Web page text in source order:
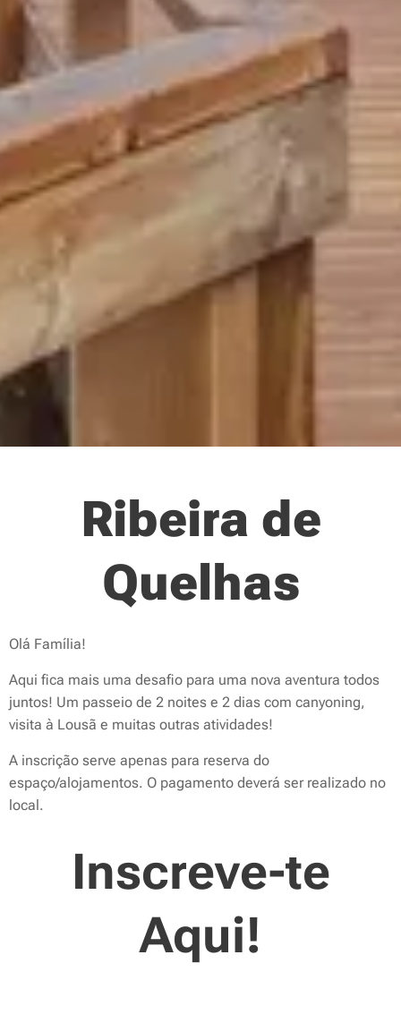
Ribeira de
Quelhas
Olá Família!
Aqui fica mais uma desafio para uma nova aventura todos
juntos! Um passeio de 2 noites e 2 dias com canyoning,
visita à Lousã e muitas outras atividades!
A inscrição serve apenas para reserva do
espaço/alojamentos. O pagamento deverá ser realizado no
local.
Inscreve-te
Aqui!